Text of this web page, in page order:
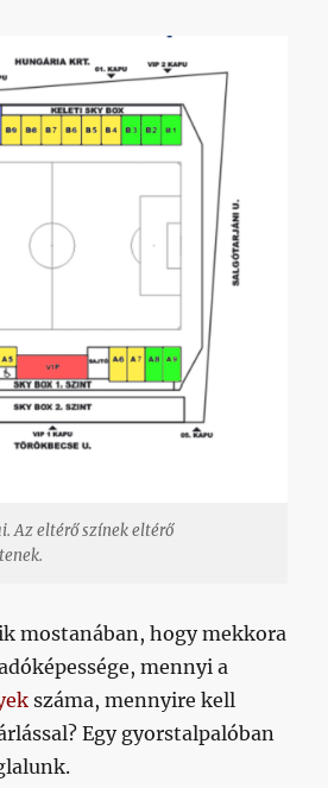
Az eltérő színek eltérő
mostanában, hogy mekkora
mennyi a
száma, mennyire kell
Egy gyorstalpalóban